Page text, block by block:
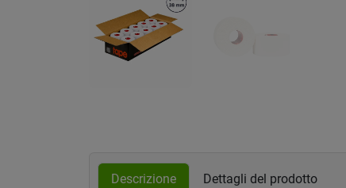
Descrizione Dettagli del prodotto